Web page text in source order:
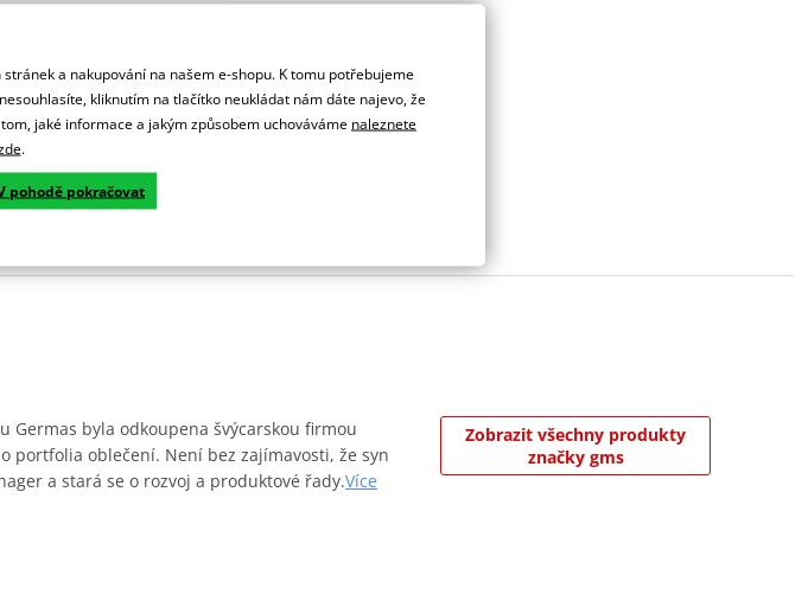
byla odkoupena švýcarskou firmou
portfolia oblečení. Není bez zajímavosti, že syn
a stará se o rozvoj a produktové řady.Více
Zobrazit všechny produkty
značky gms
a nakupování na našem e-shopu. K tomu potřebujeme
kliknutím na tlačítko neukládat nám dáte najevo, že
jaké informace a jakým způsobem uchováváme naleznete
.
pohodě pokračovat